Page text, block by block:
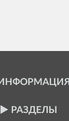
ИНФОРМАЦИЯ
РАЗДЕЛЫ